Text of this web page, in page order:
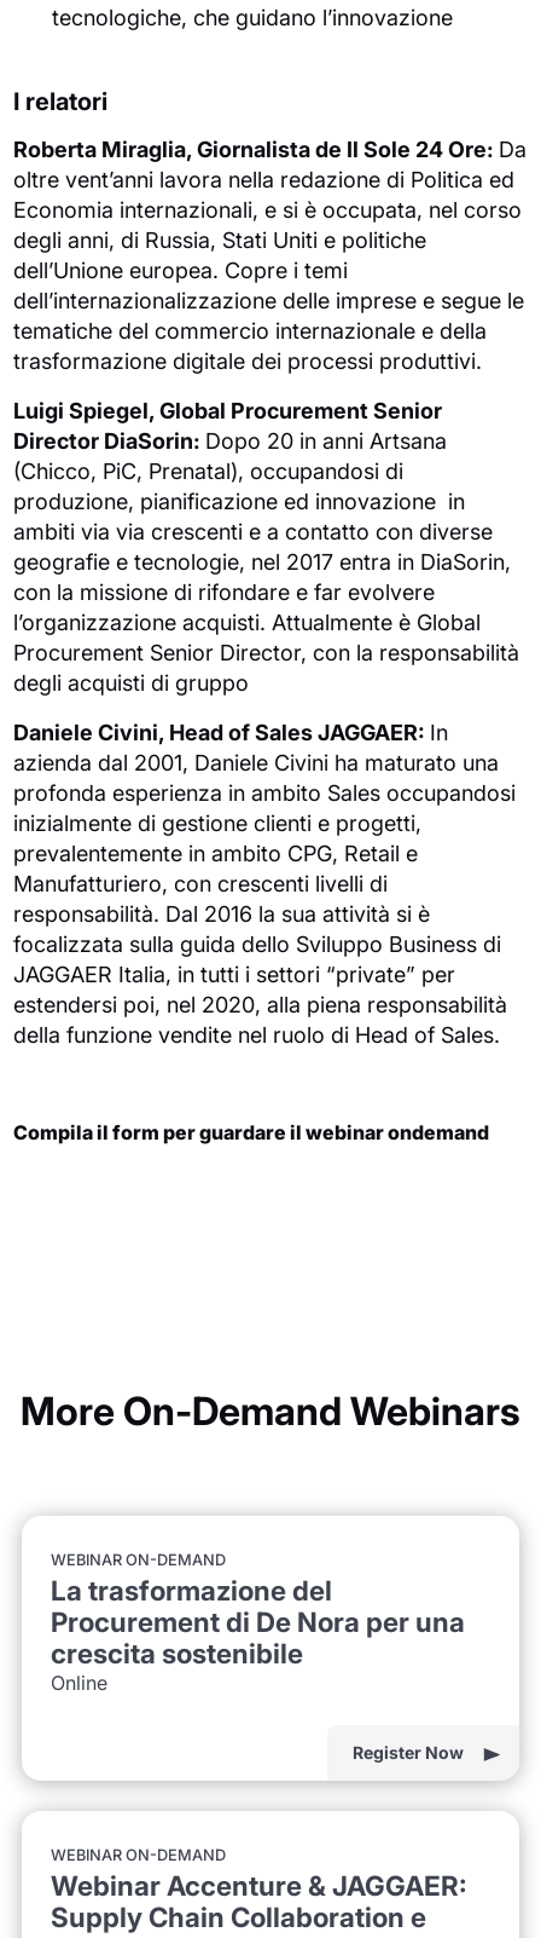
tecnologiche, che guidano l’innovazione
I relatori
Roberta Miraglia, Giornalista de Il Sole 24 Ore: Da
oltre vent’anni lavora nella redazione di Politica ed
Economia internazionali, e si è occupata, nel corso
degli anni, di Russia, Stati Uniti e politiche
dell’Unione europea. Copre i temi
dell’internazionalizzazione delle imprese e segue le
tematiche del commercio internazionale e della
trasformazione digitale dei processi produttivi.
Luigi Spiegel, Global Procurement Senior
Director DiaSorin: Dopo 20 in anni Artsana
(Chicco, PiC, Prenatal), occupandosi di
produzione, pianificazione ed innovazione in
ambiti via via crescenti e a contatto con diverse
geografie e tecnologie, nel 2017 entra in DiaSorin,
con la missione di rifondare e far evolvere
l’organizzazione acquisti. Attualmente è Global
Procurement Senior Director, con la responsabilità
degli acquisti di gruppo
Daniele Civini, Head of Sales JAGGAER: In
azienda dal 2001, Daniele Civini ha maturato una
profonda esperienza in ambito Sales occupandosi
inizialmente di gestione clienti e progetti,
prevalentemente in ambito CPG, Retail e
Manufatturiero, con crescenti livelli di
responsabilità. Dal 2016 la sua attività si è
focalizzata sulla guida dello Sviluppo Business di
JAGGAER Italia, in tutti i settori “private” per
estendersi poi, nel 2020, alla piena responsabilità
della funzione vendite nel ruolo di Head of Sales.
Compila il form per guardare il webinar ondemand
More On-Demand Webinars
WEBINAR ON-DEMAND
La trasformazione del
Procurement di De Nora per una
crescita sostenibile
Online
Register Now
WEBINAR ON-DEMAND
Webinar Accenture & JAGGAER:
Supply Chain Collaboration e